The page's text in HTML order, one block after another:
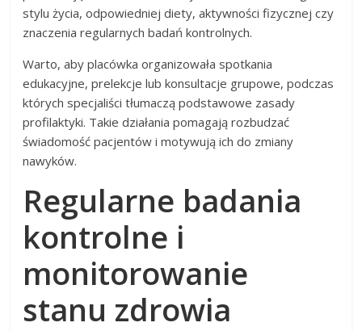
stylu życia, odpowiedniej diety, aktywności fizycznej czy
znaczenia regularnych badań kontrolnych.
Warto, aby placówka organizowała spotkania
edukacyjne, prelekcje lub konsultacje grupowe, podczas
których specjaliści tłumaczą podstawowe zasady
profilaktyki. Takie działania pomagają rozbudzać
świadomość pacjentów i motywują ich do zmiany
nawyków.
Regularne badania
kontrolne i
monitorowanie
stanu zdrowia